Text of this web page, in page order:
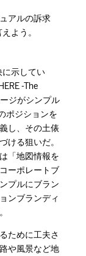
アルの訴求
よう。
に示してい
-The
ジがシンプル
ポジションを
し、その土俵
ける狙いだ。
「地図情報を
ーポレートブ
プルにブラン
ンブランディ
ために工夫さ
や風景など地